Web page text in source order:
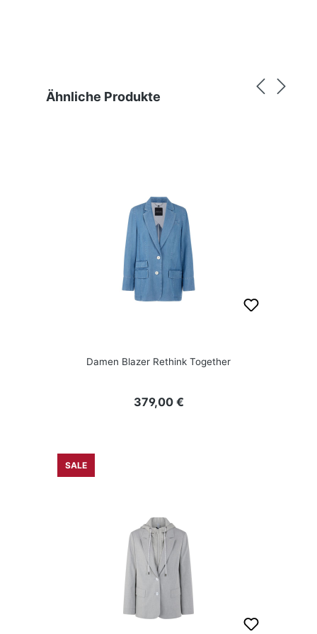
Produktgalerie überspringen
Ähnliche Produkte
Damen Blazer Rethink Together
Regulärer Preis:
379,00 €
SALE